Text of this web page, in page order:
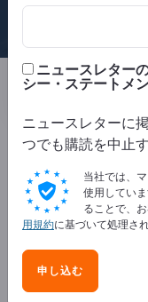
製
ニュースレター
シー・ステートメ
ニュースレターに
つでも購読を中止
当社では、
使用してい
ることで、
用規約に基づいて処理さ
申し込む